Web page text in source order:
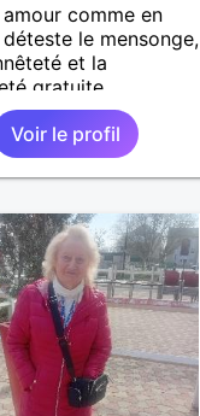
comme en
le mensonge,
et la
gratuite.
Voir le profil